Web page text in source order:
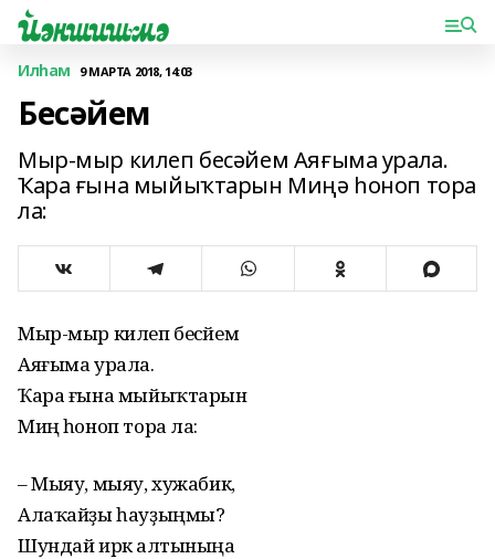
Илһам 9 МАРТА 2018, 14:03
Бесәйем
Мыр-мыр килеп бесәйем Аяғыма урала.
Ҡара ғына мыйыҡтарын Миңә һоноп тора
ла:
Мыр-мыр килеп бесәйем
Аяғыма урала.
Ҡара ғына мыйыҡтарын
Миңә һоноп тора ла:
– Мыяу, мыяу, хужабикә,
Алаҡайҙы һауҙыңмы?
Шундай иркә алтыныңа